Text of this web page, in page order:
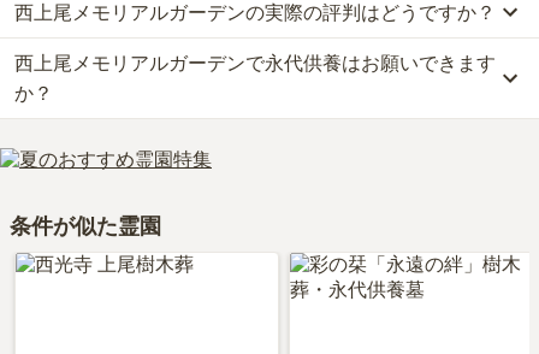
墓が約65万円です。
お墓は、価格が高いものがよい、安いものが悪い、という訳ではあ
りません。大切なのは、ご家族が心から納得し、安心してお参りで
きる場所を選ぶことです。
公共交通機関の場合、JR高崎線「上尾駅」駅東武バスウエスト［尾
12］西上尾車庫行 「雲雀バス停」下車 徒歩6分です。
詳しいルートや地図は、本ページの「地図・交通アクセス」欄をご
確認ください。
西上尾メモリアルガーデンの実際の評判はどうですか？
当サイトに寄せられた総合評価は、4.2点です。特に管理状況が高
く評価されています。
利用者様からは「霊園は荒川沿いにあるので、周りにはほぼ何もな
が多いので、榎本牧場で花を売っている時もある。法事が出来るよ
ただいております。
西上尾メモリアルガーデンで永代供養はお願いできます
か？
はい、西上尾メモリアルガーデンは永代供養に対応しています。
費用は、約35万円からとなっております。
は、約65万円です。
永代供養について詳しく知りたい方は『永代供養墓をわかりやすく
解説！ 』をご覧ください。
条件が似た霊園